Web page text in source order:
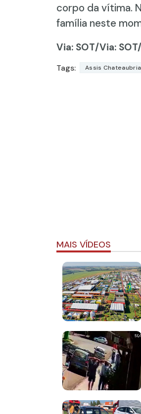
corpo da vítima.
família neste
Via: SOT/Via:
Tags: Assis
MAIS VÍDEOS